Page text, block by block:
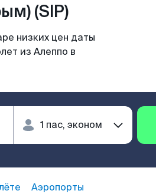
(SIP)
низких цен даты
из Алеппо в
Аэропорты